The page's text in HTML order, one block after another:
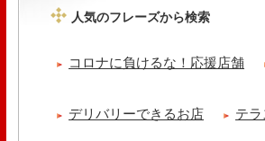
ッコラサラダをそえて)手..
【 平日限定ランチメニュー 】 ワンプレー
人気のフレーズから検索
コロナに負けるな！応援店舗
デリバリーできるお店 テ